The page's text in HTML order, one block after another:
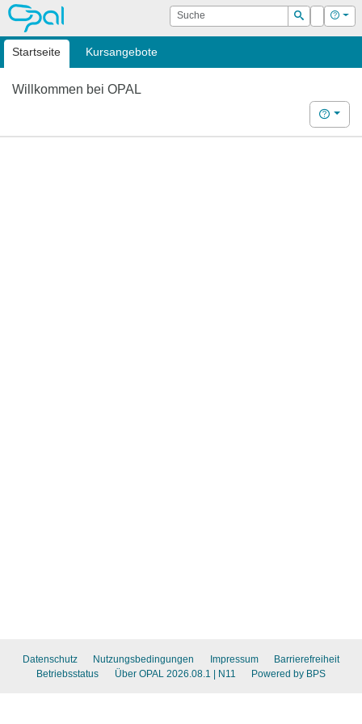
OPAL Suche
Suchen
Login Hilfe
Startseite Kursangebote
Willkommen bei OPAL
Hilfe
Datenschutz Nutzungsbedingungen Impressum
Barrierefreiheit
Betriebsstatus
Über OPAL 2026.08.1 | N11 Powered by BPS